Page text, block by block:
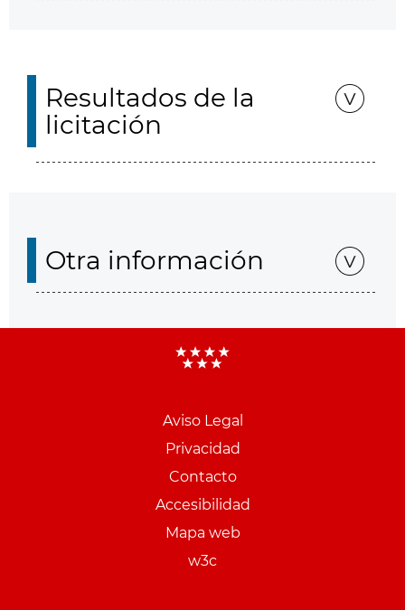
Resultados de la
licitación
Otra información
Aviso Legal
Privacidad
Contacto
Accesibilidad
Mapa web
w3c